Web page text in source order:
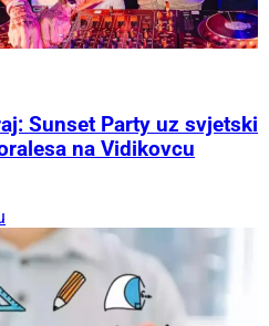
Sunset Party uz svjetski
na Vidikovcu